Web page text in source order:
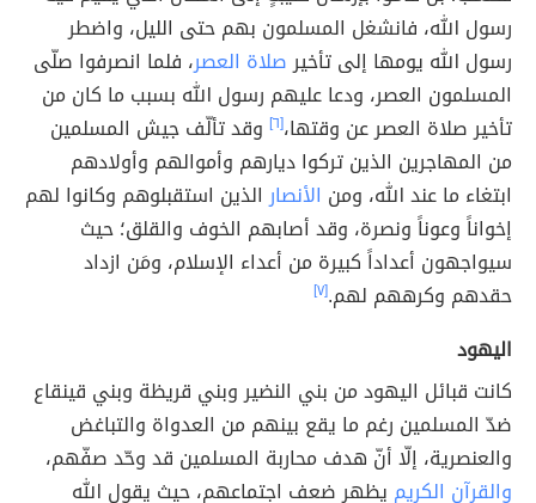
رسول الله، فانشغل المسلمون بهم حتى الليل، واضطر
رسول الله يومها إلى تأخيرصلاة العصر، فلما انصرفوا صلّى
المسلمون العصر، ودعا عليهم رسول الله بسبب ما كان من
تأخير صلاة العصر عن وقتها،[٦]
وقد تألّف جيش المسلمين
من المهاجرين الذين تركوا ديارهم وأموالهم وأولادهم
ابتغاء ما عند الله، ومن الأنصارالذين استقبلوهم وكانوا لهم
إخواناً وعوناً ونصرة، وقد أصابهم الخوف والقلق؛ حيث
سيواجهون أعداداً كبيرة من أعداء الإسلام، ومَن ازداد
حقدهم وكرههم لهم.[٧]
اليهود
كانت قبائل اليهود من بني النضير وبني قريظة وبني قينقاع
ضدّ المسلمين رغم ما يقع بينهم من العدواة والتباغض
والعنصرية، إلّا أنّ هدف محاربة المسلمين قد وحّد صفّهم،
والقرآن الكريم يظهر ضعف اجتماعهم، حيث يقول الله